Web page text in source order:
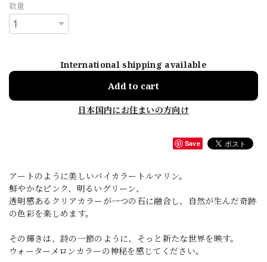
数量
International shipping available
Add to cart
日本国内にお住まいの方向け
Save
アートのように美しいバイカラートルマリン。
鮮やかなピンク、明るいグリーン、
透明感あるクリアカラーが一つの石に融合し、自然が生んだ奇跡
の色彩を楽しめます。
その輝きは、詩の一節のように、そっと新たな世界を映す。
ウォーターメロンカラーの神秘を感じてください。